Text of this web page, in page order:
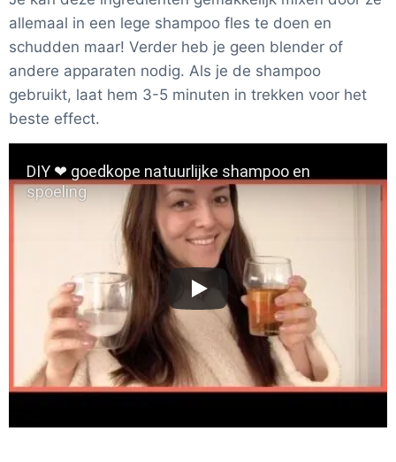
allemaal in een lege shampoo fles te doen en
schudden maar! Verder heb je geen blender of
andere apparaten nodig. Als je de shampoo
gebruikt, laat hem 3-5 minuten in trekken voor het
beste effect.
DIY ❤ goedkope natuurlijke shampoo en
spoeling